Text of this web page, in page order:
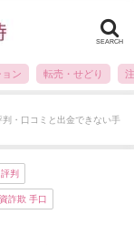
SEARCH
ン 転売・せどり
判・口コミと出金できない手
判
詐欺 手口